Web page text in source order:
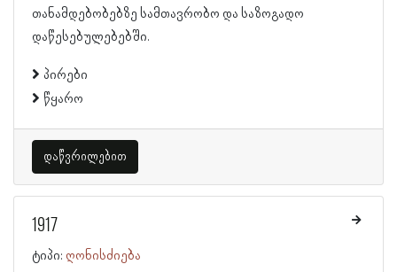
თანამდებობებზე სამთავრობო და საზოგადო
დაწესებულებებში.
პირები
წყარო
დაწვრილებით
1917
ტიპი: ღონისძიება